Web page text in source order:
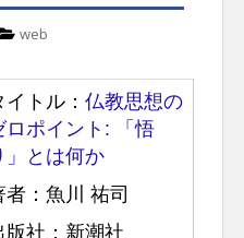
web
イトル：仏教思想の
ロポイント: 「悟
」とは何か
者：魚川 祐司
版社：新潮社